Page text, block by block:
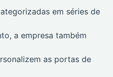
em séries de
a empresa também
as portas de